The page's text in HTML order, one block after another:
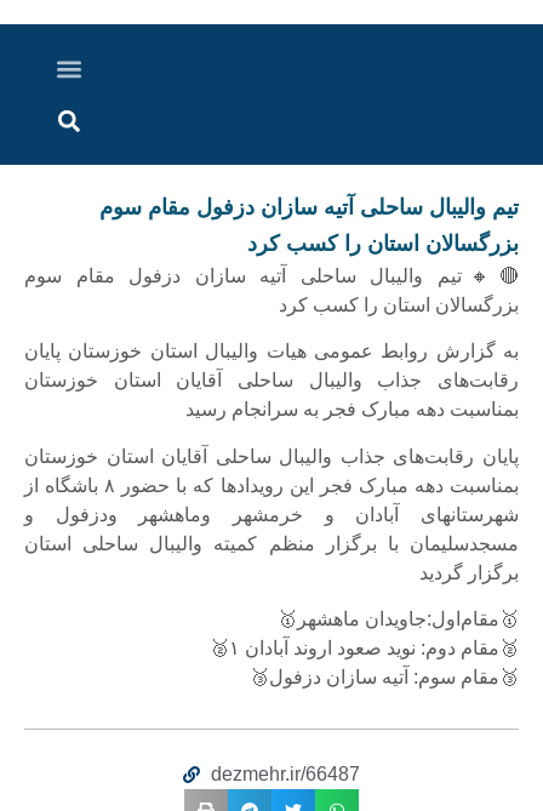
تیم والیبال ساحلی آتیه سازان دزفول مقام سوم
بزرگسالان استان را کسب کرد
🔴🔸تیم والیبال ساحلی آتیه سازان دزفول مقام سوم
بزرگسالان استان را کسب کرد
به گزارش روابط عمومی هیات والیبال استان خوزستان پایان
رقابت‌های جذاب والیبال ساحلی آقایان استان خوزستان
بمناسبت دهه مبارک فجر به سرانجام رسید
پایان رقابت‌های جذاب والیبال ساحلی آقایان استان خوزستان
بمناسبت دهه مبارک فجر این رویدادها که با حضور ۸ باشگاه از
شهرستانهای آبادان و خرمشهر وماهشهر ودزفول و
مسجدسلیمان با برگزار منظم کمیته والیبال ساحلی استان
برگزار گردید
🥇مقام‌اول:جاویدان ماهشهر🥇
🥈مقام دوم: نوید صعود اروند آبادان ۱🥈
🥉مقام سوم: آتیه سازان دزفول🥉
dezmehr.ir/66487